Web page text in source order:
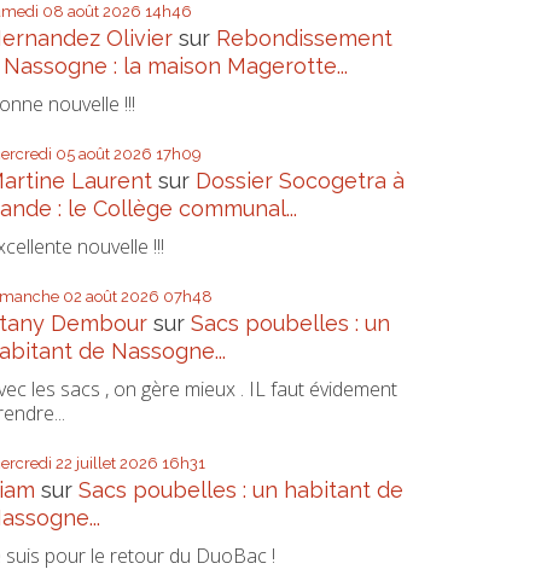
08 août 2026 14h46
Olivier sur Rebondissement
Nassogne : la maison Magerotte...
nouvelle !!!
05 août 2026 17h09
Laurent sur Dossier Socogetra à
: le Collège communal...
nouvelle !!!
02 août 2026 07h48
Dembour surSacs poubelles : un
de Nassogne...
les sacs , on gère mieux . IL faut évidement
22 juillet 2026 16h31
surSacs poubelles : un habitant de
suis pour le retour du DuoBac !